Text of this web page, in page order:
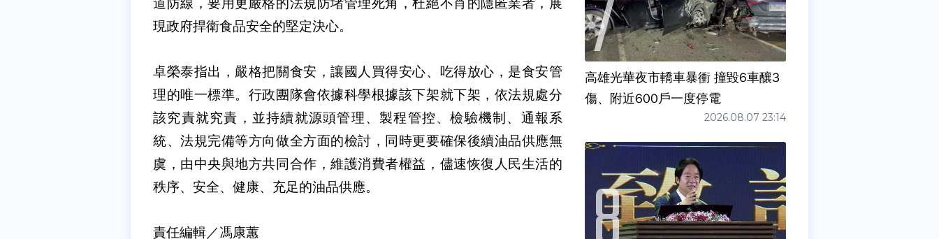
現政府捍衛食品安全的堅定決心。
卓榮泰指出，嚴格把關食安，讓國人買得安心、吃得放心，是食安管
理的唯一標準。行政團隊會依據科學根據該下架就下架，依法規處分
該究責就究責，並持續就源頭管理、製程管控、檢驗機制、通報系
統、法規完備等方向做全方面的檢討，同時更要確保後續油品供應無
虞，由中央與地方共同合作，維護消費者權益，儘速恢復人民生活的
秩序、安全、健康、充足的油品供應。
責任編輯／馮康蕙
高雄光華夜市轎車暴衝 撞毀6車釀3
傷、附近600戶一度停電
2026.08.07 23:14